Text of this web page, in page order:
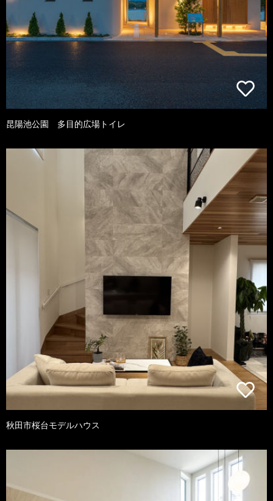
昆陽池公園 多目的広場トイレ
秋田市桜台モデルハウス